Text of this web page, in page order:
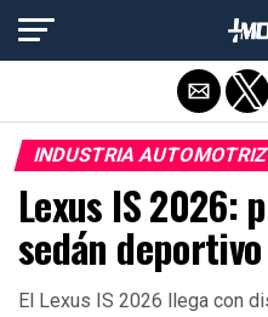
INDUSTRIA AUTOMOTRIZ
Lexus IS 2026:
sedán deportivo
El Lexus IS 2026 llega con
Salir de la